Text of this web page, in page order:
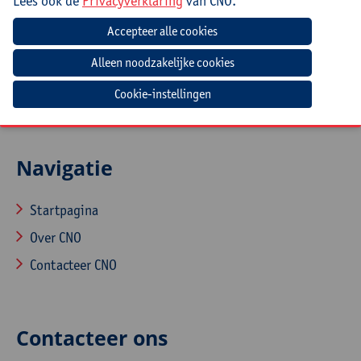
Mee te brengen door cursist
Laptop en lader
Navigatie
Startpagina
Over CNO
Contacteer CNO
Contacteer ons
Cookie-instellingen